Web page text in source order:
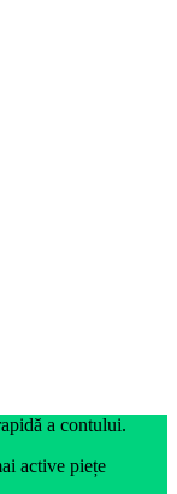
a contului.
active piețe